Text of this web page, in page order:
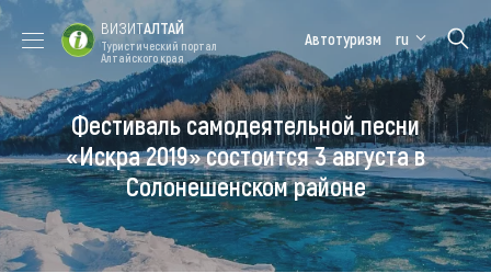
Форум VISIT
ALTAI
Цветение
маральника
Медицинский
форум
Алтайская
зимовка
Туры
Где побывать
ВИЗИТАЛТАЙ
Туристический портал
Алтайского края
Автотуризм ru
Фестиваль самодеятельной песни
«Искра 2019» состоится 3 августа в
Солонешенском районе